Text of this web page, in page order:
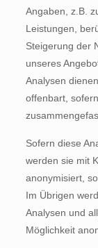
Angaben, z.B.
Leistungen,
Steigerung der
unseres
Analysen
offenbart,
Sofern diese
werden sie mit
anonymisiert,
Im Übrigen
Analysen und
Möglichkeit